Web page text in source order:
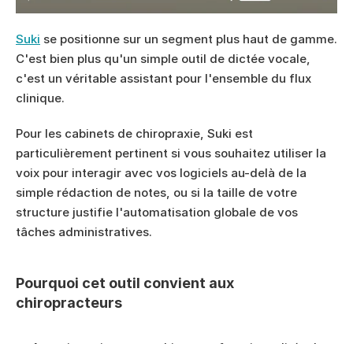
Suki se positionne sur un segment plus haut de gamme.
C'est bien plus qu'un simple outil de dictée vocale,
c'est un véritable assistant pour l'ensemble du flux
clinique.
Pour les cabinets de chiropraxie, Suki est
particulièrement pertinent si vous souhaitez utiliser la
voix pour interagir avec vos logiciels au-delà de la
simple rédaction de notes, ou si la taille de votre
structure justifie l'automatisation globale de vos
tâches administratives.
Pourquoi cet outil convient aux
chiropracteurs